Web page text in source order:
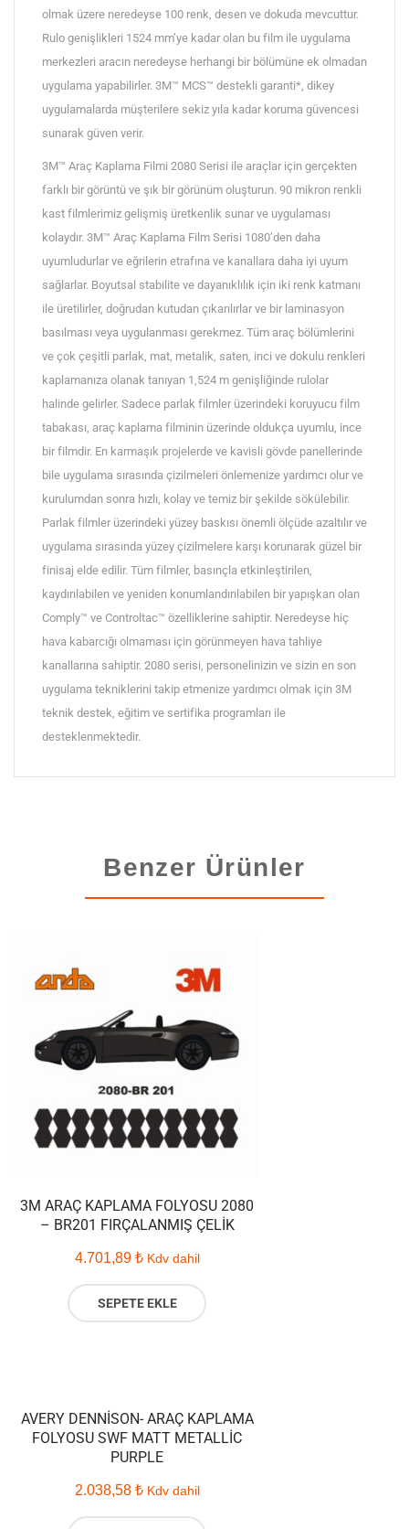
olmak üzere neredeyse 100 renk, desen ve dokuda mevcuttur.
Rulo genişlikleri 1524 mm’ye kadar olan bu film ile uygulama
merkezleri aracın neredeyse herhangi bir bölümüne ek olmadan
uygulama yapabilirler. 3M™ MCS™ destekli garanti*, dikey
uygulamalarda müşterilere sekiz yıla kadar koruma güvencesi
sunarak güven verir.
3M™ Araç Kaplama Filmi 2080 Serisi ile araçlar için gerçekten
farklı bir görüntü ve şık bir görünüm oluşturun. 90 mikron renkli
kast filmlerimiz gelişmiş üretkenlik sunar ve uygulaması
kolaydır. 3M™ Araç Kaplama Film Serisi 1080’den daha
uyumludurlar ve eğrilerin etrafına ve kanallara daha iyi uyum
sağlarlar. Boyutsal stabilite ve dayanıklılık için iki renk katmanı
ile üretilirler, doğrudan kutudan çıkarılırlar ve bir laminasyon
basılması veya uygulanması gerekmez. Tüm araç bölümlerini
ve çok çeşitli parlak, mat, metalik, saten, inci ve dokulu renkleri
kaplamanıza olanak tanıyan 1,524 m genişliğinde rulolar
halinde gelirler. Sadece parlak filmler üzerindeki koruyucu film
tabakası, araç kaplama filminin üzerinde oldukça uyumlu, ince
bir filmdir. En karmaşık projelerde ve kavisli gövde panellerinde
bile uygulama sırasında çizilmeleri önlemenize yardımcı olur ve
kurulumdan sonra hızlı, kolay ve temiz bir şekilde sökülebilir.
Parlak filmler üzerindeki yüzey baskısı önemli ölçüde azaltılır ve
uygulama sırasında yüzey çizilmelere karşı korunarak güzel bir
finisaj elde edilir. Tüm filmler, basınçla etkinleştirilen,
kaydırılabilen ve yeniden konumlandırılabilen bir yapışkan olan
Comply™ ve Controltac™ özelliklerine sahiptir. Neredeyse hiç
hava kabarcığı olmaması için görünmeyen hava tahliye
kanallarına sahiptir. 2080 serisi, personelinizin ve sizin en son
uygulama tekniklerini takip etmenize yardımcı olmak için 3M
teknik destek, eğitim ve sertifika programları ile
desteklenmektedir.
Benzer Ürünler
3M ARAÇ KAPLAMA FOLYOSU 2080
– BR201 FIRÇALANMIŞ ÇELIK
4.701,89 ₺ Kdv dahil
SEPETE EKLE
AVERY DENNISON- ARAÇ KAPLAMA
FOLYOSU SWF MATT METALLIC
PURPLE
2.038,58 ₺ Kdv dahil